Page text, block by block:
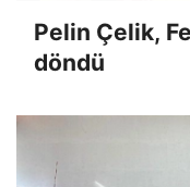
Pelin Çelik,
döndü